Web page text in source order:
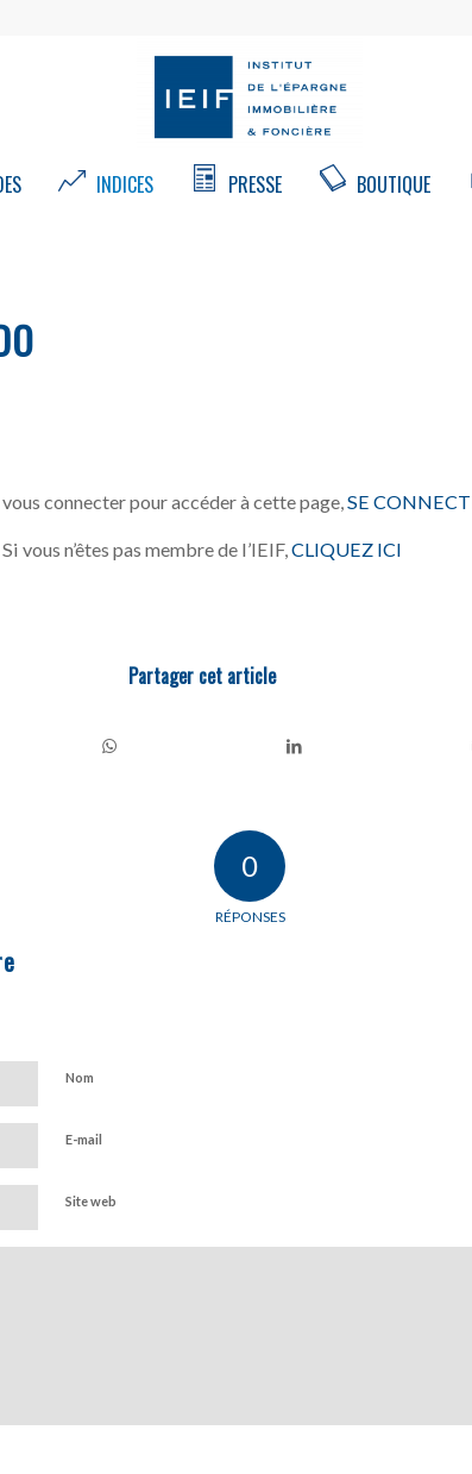
INDICES PRESSE BOUTIQUE
connecter pour accéder à cette page, SE
Si vous n’êtes pas membre de l’IEIF,CLIQUEZ ICI
Partager cet article
0
RÉPONSES
Nom
E-mail
Site web